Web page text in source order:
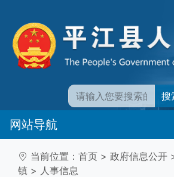
搜
网站导航
当前位置： 首页 > 政府信息公开
镇 > 人事信息